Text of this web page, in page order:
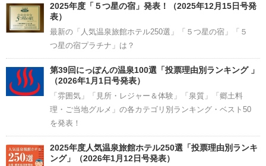
2025年度「５つ星の宿」発表！（2025年12月15日号発
表）
最新の「人気温泉旅館ホテル250選」「５つ星の宿」「５
つ星の宿プラチナ」は？
第39回にっぽんの温泉100選「投票理由別ランキング 」
（2026年1月1日号発表）
「雰囲気」「見所・レジャー＆体験」「泉質」「郷土料
理・ご当地グルメ」の各カテゴリ別ランキング・ベスト50
を発表！
2025年度人気温泉旅館ホテル250選「投票理由別ランキ
ング」（2026年1月12日号発表）